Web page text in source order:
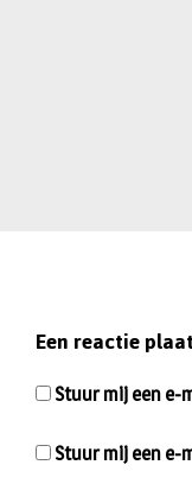
Een reactie
Stuur mij een e-
Stuur mij een e-